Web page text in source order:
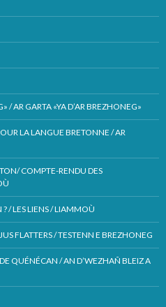
/ AR GARTA «YA D’AR BREZHONEG»
LA LANGUE BRETONNE / AR
COMPTE-RENDU DES
? / LES LIENS / LIAMMOÙ
FLATTERS / TESTENN E BREZHONEG
QUÉNÉCAN / AN D’WEZHAÑ BLEIZ A